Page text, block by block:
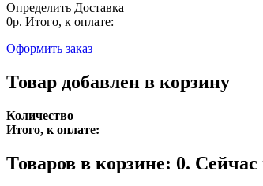
Определить Доставка
0р. Итого, к оплате:
Оформить заказ
Товар добавлен в корзину
Количество
Итого, к оплате:
Товаров в корзине: 0. Сейчас